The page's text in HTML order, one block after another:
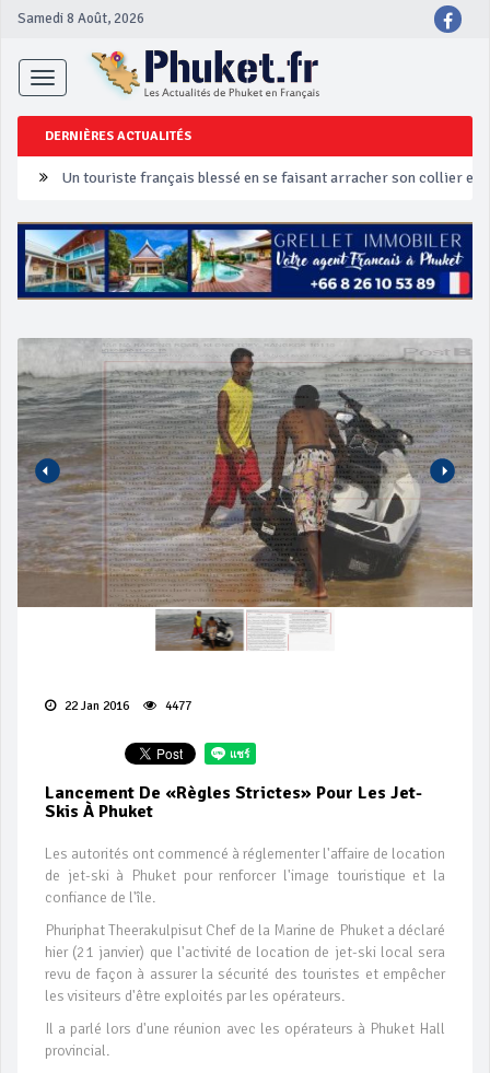
Samedi 8 Août, 2026
Toggle
navigation
DERNIÈRES ACTUALITÉS
Phuket Peranakan Festival
‘Phuket Eye’ assurera la sécurité pendant Songkran
Phuket augmente les prix des bateaux vers Koh Phi Phi et des
22 Jan 2016 4477
Lancement De «règles Strictes» Pour Les Jet-
Skis À Phuket
Les autorités ont commencé à réglementer l'affaire de location
de jet-ski à Phuket pour renforcer l'image touristique et la
confiance de l'île.
Phuriphat Theerakulpisut Chef de la Marine de Phuket a déclaré
hier (21 janvier) que l'activité de location de jet-ski local sera
revu de façon à assurer la sécurité des touristes et empêcher
les visiteurs d'être exploités par les opérateurs.
Il a parlé lors d'une réunion avec les opérateurs à Phuket Hall
provincial.